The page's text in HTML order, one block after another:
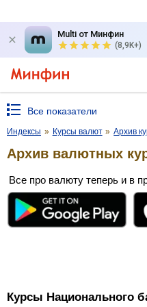
Multi от Минфин
(8,9K+)
Все показатели
Индексы » Курсы валют » Архив
Архив валютных
Все про валюту теперь и в
Курсы Национального